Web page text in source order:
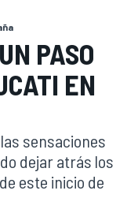
PASO
EN
sensaciones
dejar atrás los
este inicio de